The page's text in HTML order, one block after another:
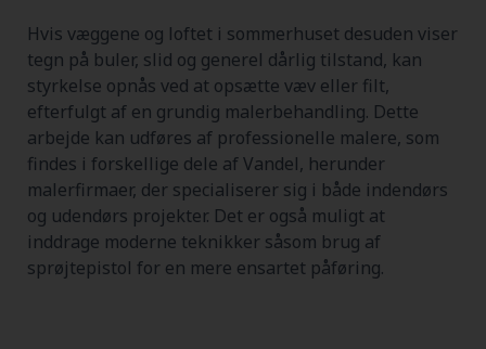
Hvis væggene og loftet i sommerhuset desuden viser
tegn på buler, slid og generel dårlig tilstand, kan
styrkelse opnås ved at opsætte væv eller filt,
efterfulgt af en grundig malerbehandling. Dette
arbejde kan udføres af professionelle malere, som
findes i forskellige dele af Vandel, herunder
malerfirmaer, der specialiserer sig i både indendørs
og udendørs projekter. Det er også muligt at
inddrage moderne teknikker såsom brug af
sprøjtepistol for en mere ensartet påføring.